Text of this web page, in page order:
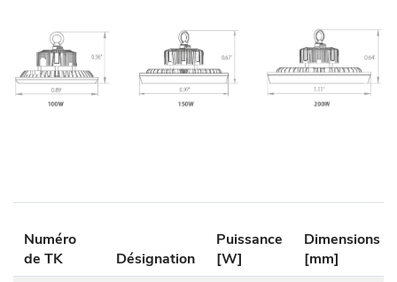
Numéro
de TK
Désignation
Puissance
[W]
Dimensions
[mm]